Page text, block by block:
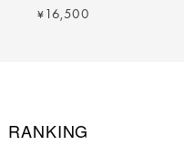
lpg231-1739【8】
¥ 16,500
RANKING